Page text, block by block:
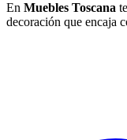
En Muebles Toscana
decoración que encaja